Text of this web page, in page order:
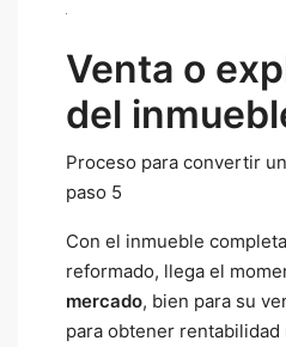
Venta o
del
Proceso para convertir
paso 5
Con el inmueble
reformado, llega el
mercado, bien para su
para obtener rentabilidad